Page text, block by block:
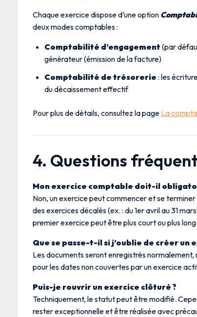
Chaque exercice dispose d’une option
deux modes comptables :
Comptabilité d’engagement (par
générateur (émission de la facture)
Comptabilité de trésorerie : les
du décaissement effectif
Pour plus de détails, consultez la page La
4. Questions
Mon exercice comptable doit-il
Non, un exercice peut commencer et se
des exercices décalés (ex. : du 1er avril au 31
premier exercice peut être plus court ou plus long.
Que se passe-t-il si j’oublie de créer un
Les documents seront enregistrés
pour les dates non couvertes par un exercice
Puis-je rouvrir un exercice clôturé ?
Techniquement, le statut peut être modifié.
rester exceptionnelle et être réalisée avec